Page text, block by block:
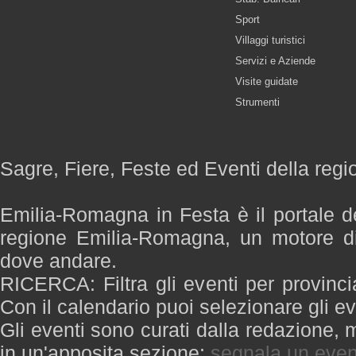
Sport
Villaggi turistici
Servizi e Aziende
Visite guidate
Strumenti
Sagre, Fiere, Feste ed Eventi della
Emilia-Romagna in Festa è il portale
regione Emilia-Romagna, un motore
dove andare.
RICERCA: Filtra gli eventi per
Con il calendario puoi selezionare gli
Gli eventi sono curati dalla redazione,